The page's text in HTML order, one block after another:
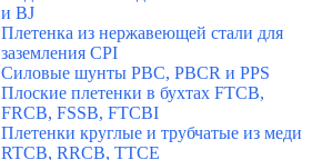
и BJ
Плетенка из нержавеющей стали для
заземления CPI
Силовые шунты PBC, PBCR и PPS
Плоские плетенки в бухтах FTCB,
FRCB, FSSB, FTCBI
Плетенки круглые и трубчатые из меди
RTCB, RRCB, TTCE